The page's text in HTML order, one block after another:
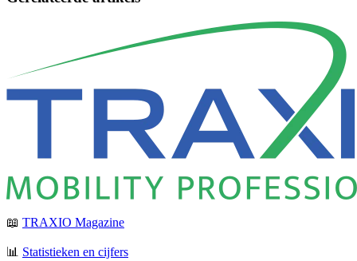
📖 TRAXIO Magazine
📊 Statistieken en cijfers